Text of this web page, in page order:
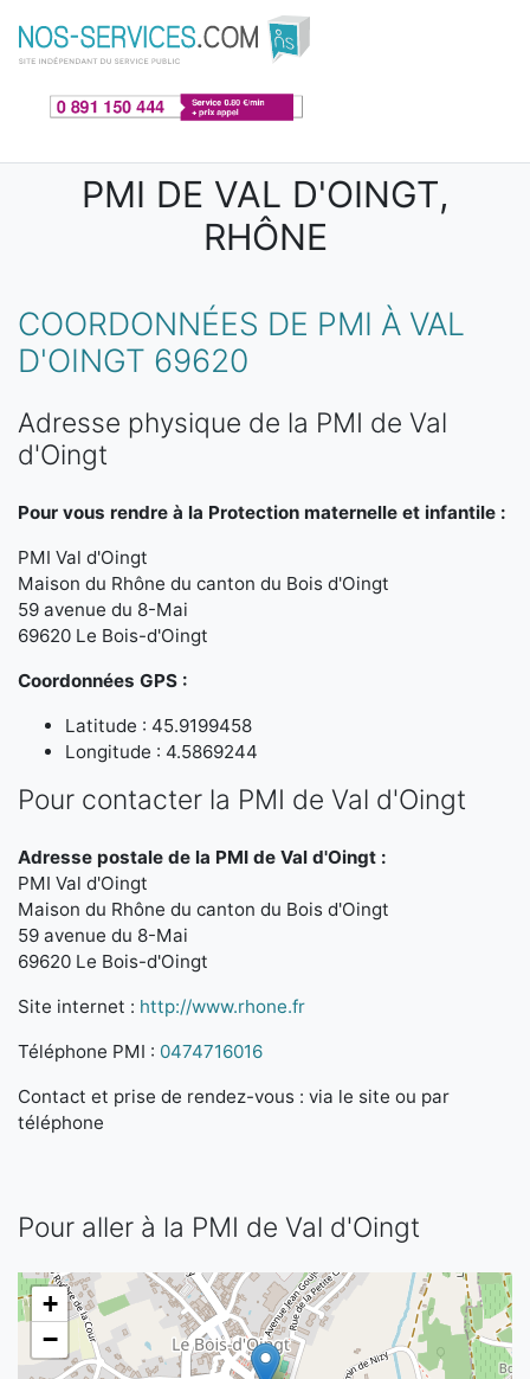
Aller au contenu principal
PMI DE VAL D'OINGT,
RHÔNE
COORDONNÉES DE PMI À VAL
D'OINGT 69620
Adresse physique de la PMI de Val
d'Oingt
Pour vous rendre à la Protection maternelle et infantile :
PMI Val d'Oingt
Maison du Rhône du canton du Bois d'Oingt
59 avenue du 8-Mai
69620 Le Bois-d'Oingt
Coordonnées GPS :
Latitude : 45.9199458
Longitude : 4.5869244
Pour contacter la PMI de Val d'Oingt
Adresse postale de la PMI de Val d'Oingt :
PMI Val d'Oingt
Maison du Rhône du canton du Bois d'Oingt
59 avenue du 8-Mai
69620 Le Bois-d'Oingt
Site internet : http://www.rhone.fr
Téléphone PMI : 0474716016
Contact et prise de rendez-vous : via le site ou par
téléphone
Pour aller à la PMI de Val d'Oingt
+
−